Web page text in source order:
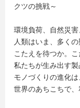
クツの挑戦～
環境負荷、自然災害
人類はいま、多く
こたえを待つか。こ
私たちが生み出す製
モノづくりの進化は
世界のあちこちで、